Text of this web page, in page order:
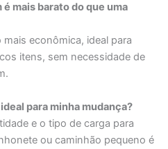
mais barato do que uma
econômica, ideal para
itens, sem necessidade de
para minha mudança?
e o tipo de carga para
ou caminhão pequeno é